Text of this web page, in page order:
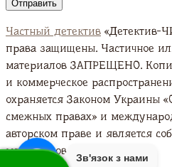
Зв'язок з нами
Частный детектив «Детектив-
права защищены. Частичное
материалов ЗАПРЕЩЕНО.
и коммерческое
охраняется Законом Украины
смежных правах» и
авторском праве и является
материалов. Подробно